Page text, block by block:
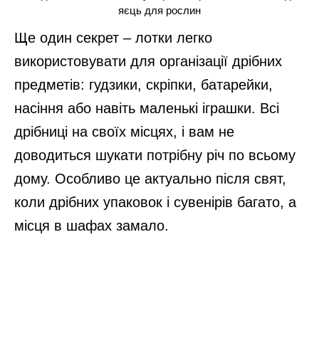
яєць для рослин
Ще один секрет – лотки легко
використовувати для організації дрібних
предметів: гудзики, скріпки, батарейки,
насіння або навіть маленькі іграшки. Всі
дрібниці на своїх місцях, і вам не
доводиться шукати потрібну річ по всьому
дому. Особливо це актуально після свят,
коли дрібних упаковок і сувенірів багато, а
місця в шафах замало.